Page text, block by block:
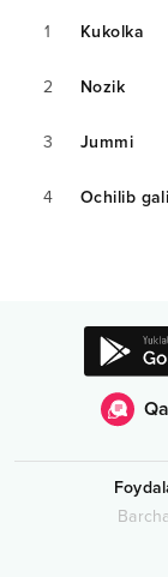
1 Kukolka
2 Nozik
3 Jummi
4 Ochilib